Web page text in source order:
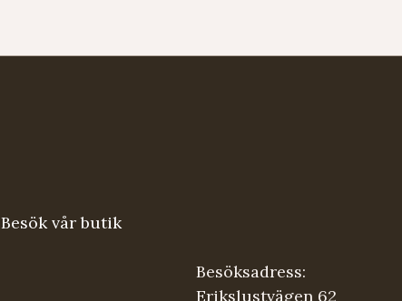
Besök vår butik
Besöksadress:
Erikslustvägen 62